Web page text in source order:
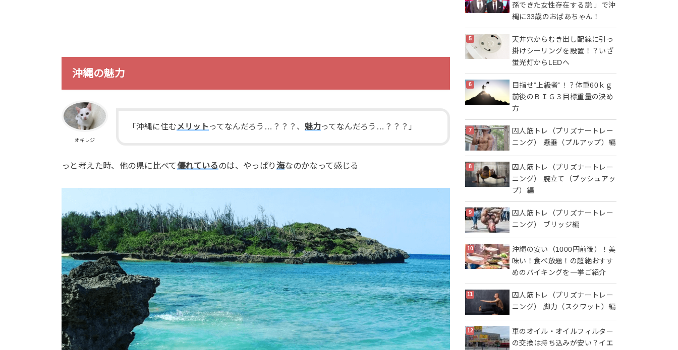
沖縄の魅力
オキレジ
「沖縄に住むメリット ってなんだろう…？？？、 魅力ってなんだろう…？？？」
っと考えた時、他の県に比べて優れているのは、やっぱり 海なのかなって感じる
孫できた女性存在する説 」で沖
縄に33歳のおばあちゃん！
天井穴からむき出し配線に引っ
掛けシーリングを設置！？いざ
蛍光灯からLEDへ
目指せ”上級者”！？体重60ｋｇ
前後のＢＩＧ３目標重量の決め
方
囚人筋トレ（プリズナートレー
ニング） 懸垂（プルアップ）編
囚人筋トレ（プリズナートレー
ニング） 腕立て（プッシュアッ
プ）編
囚人筋トレ（プリズナートレー
ニング） ブリッジ編
沖縄の安い（1000円前後）！美
味い！食べ放題！の超絶おすす
めのバイキングを一挙ご紹介
囚人筋トレ（プリズナートレー
ニング） 脚力（スクワット）編
車のオイル・オイルフィルター
の交換は持ち込みが安い？イエ